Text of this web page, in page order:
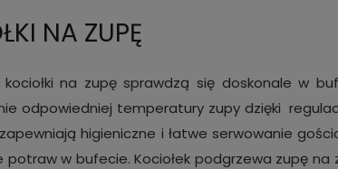
NA ZUPĘ
kociołki na zupę sprawdzą się doskonale w
odpowiedniej temperatury zupy dzięki
higieniczne i łatwe serwowanie
potraw w bufecie. Kociołek podgrzewa zupę